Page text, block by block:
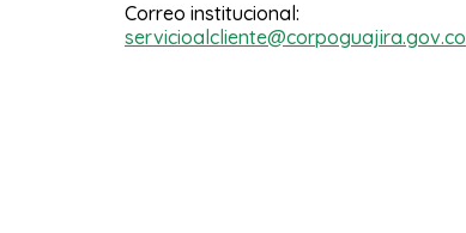
Correo institucional:
servicioalcliente@corpoguajira.gov.co